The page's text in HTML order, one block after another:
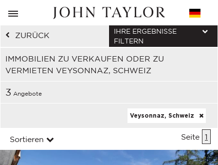
ZURÜCK
IMMOBILIEN ZU VERKAUFEN ODER ZU
VERMIETEN VEYSONNAZ, SCHWEIZ
IHRE ERGEBNISSE
FILTERN
3 Angebote
Veysonnaz, Schweiz
Sortieren Seite 1